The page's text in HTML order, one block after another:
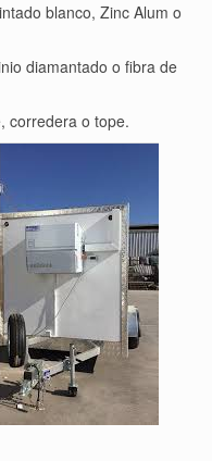
blanco, Zinc Alum o
diamantado o fibra de
corredera o tope.